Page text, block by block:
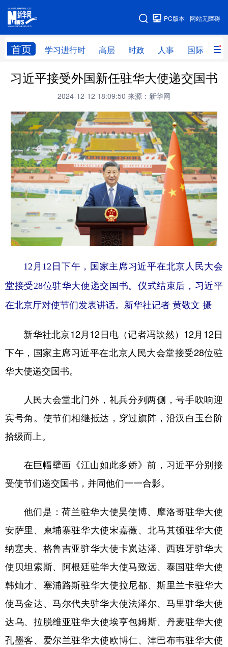
网站无障碍
PC版本
首页 学习进行时 高层 时政 人事 国际 财
网站地图
学习进行时 高层 时政 人事
财经 网评
台湾 思客智库 全球连线 教育
科技 科创 量子 体育
文化 书画 健康 军事
访谈 视频 图片 政务
中央文件 金融 汽车
食品 人居 信息化 数字经济
学术中国 乡村振兴 银龄 溯源中国
城市 旅游 能源 会展
彩票 娱乐 时尚 悦读
公益 一带一路 亚太网 上市公司
文化产业
地方频道
北京 天津 河北 山西
辽宁 吉林 上海 江苏
浙江
山东 河南 湖北 湖南
广东 广西 海南
甘肃 青海 宁夏
新疆 内蒙古 黑龙江
多语种频道
English Español Français عربى
Русский язык 日本語 한국어
习近平接受外国新任驻华大使递交国书
2024-12-12 18:09:50 来源：新华网
12月12日下午，国家主席习近平在北京人民大会
堂接受28位驻华大使递交国书。仪式结束后，习近平
在北京厅对使节们发表讲话。新华社记者 黄敬文 摄
新华社北京12月12日电（记者冯歆然）12月12日
下午，国家主席习近平在北京人民大会堂接受28位驻
华大使递交国书。
人民大会堂北门外，礼兵分列两侧，号手吹响迎
宾号角。使节们相继抵达，穿过旗阵，沿汉白玉台阶
拾级而上。
在巨幅壁画《江山如此多娇》前，习近平分别接
受使节们递交国书，并同他们一一合影。
他们是：荷兰驻华大使昊使博、摩洛哥驻华大使
安萨里、柬埔寨驻华大使宋嘉薇、北马其顿驻华大使
纳塞夫、格鲁吉亚驻华大使卡岚达泽、西班牙驻华大
使贝坦索斯、阿根廷驻华大使马致远、泰国驻华大使
韩灿才、塞浦路斯驻华大使拉尼都、斯里兰卡驻华大
使马金达、马尔代夫驻华大使法泽尔、马里驻华大使
达乌、拉脱维亚驻华大使埃亨包姆斯、丹麦驻华大使
孔墨客、爱尔兰驻华大使欧博仁、津巴布韦驻华大使